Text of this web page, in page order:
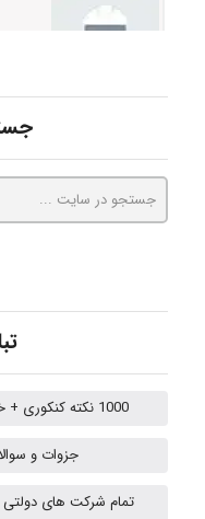
1000 نکته کنکوری + خلاصه جزوات ارشد بهداشت حرفه ای
جزوات و
تمام شرکت های